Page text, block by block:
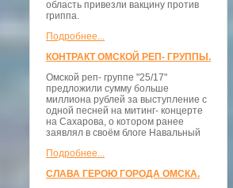
область привезли вакцину против
гриппа.
Подробнее...
КОНТРАКТ ОМСКОЙ РЕП- ГРУППЫ.
Омской реп- группе "25/17"
предложили сумму больше
миллиона рублей за выступление с
одной песней на митинг- концерте
на Сахарова, о котором ранее
заявлял в своём блоге Навальный
Подробнее...
СЛАВА ГЕРОЮ ГОРОДА ОМСКА.